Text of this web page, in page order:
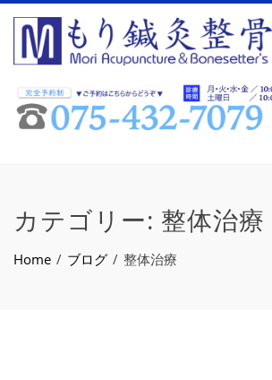
カテゴリー: 整体治療
Home ブログ 整体治療